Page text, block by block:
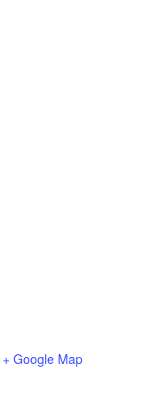
+ Google Map